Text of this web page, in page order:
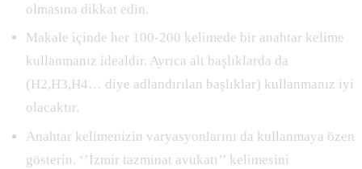
olmasına dikkat edin.
Makale içinde her 100-200 kelimede bir anahtar kelime
kullanmanız idealdir. Ayrıca alt başlıklarda da
(H2,H3,H4… diye adlandırılan başlıklar) kullanmanız iyi
olacaktır.
Anahtar kelimenizin varyasyonlarını da kullanmaya özen
gösterin. ‘’İzmir tazminat avukatı’’ kelimesini